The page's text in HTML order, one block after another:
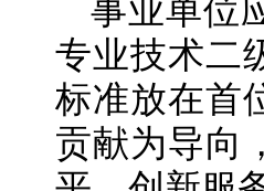
事业单位
专业技术二
标准放在首
贡献为导向